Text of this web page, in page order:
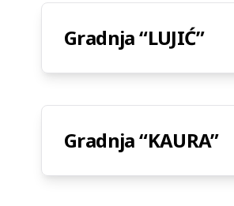
Gradnja “LUJIĆ”
Gradnja “KAURA”